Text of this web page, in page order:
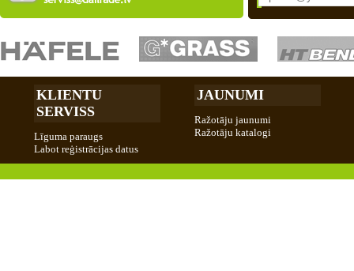
KLIENTU
SERVISS
Līguma paraugs
Labot reģistrācijas datus
JAUNUMI
Ražotāju jaunumi
Ražotāju katalogi